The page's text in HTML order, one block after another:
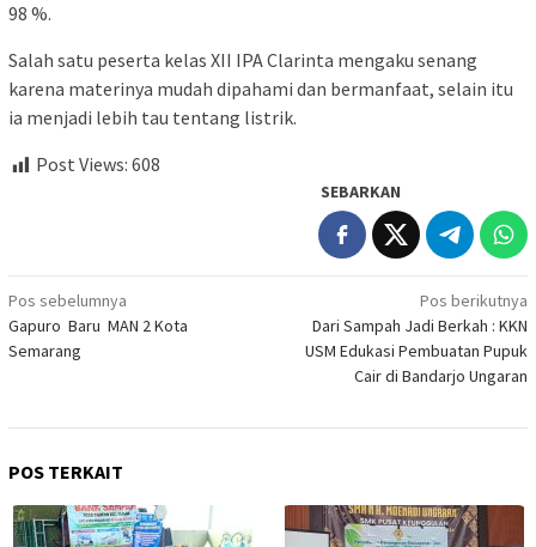
98 %.
Salah satu peserta kelas XII IPA Clarinta mengaku senang
karena materinya mudah dipahami dan bermanfaat, selain itu
ia menjadi lebih tau tentang listrik.
Post Views: 608
SEBARKAN
Navigasi
pos
Pos sebelumnya
Gapuro Baru MAN 2 Kota
Semarang
Pos berikutnya
Dari Sampah Jadi Berkah : KKN
USM Edukasi Pembuatan Pupuk
Cair di Bandarjo Ungaran
POS TERKAIT